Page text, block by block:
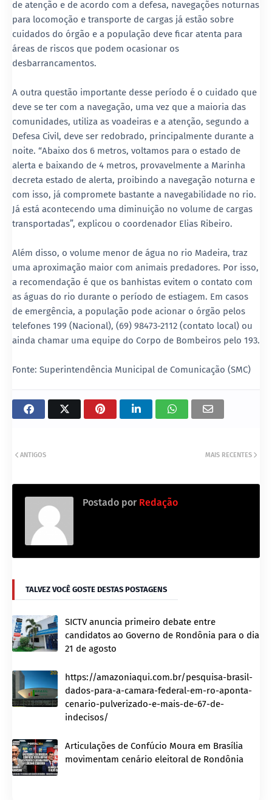
de atenção e de acordo com a defesa, navegações noturnas
para locomoção e transporte de cargas já estão sobre
cuidados do órgão e a população deve ficar atenta para
áreas de riscos que podem ocasionar os
desbarrancamentos.
A outra questão importante desse período é o cuidado que
deve se ter com a navegação, uma vez que a maioria das
comunidades, utiliza as voadeiras e a atenção, segundo a
Defesa Civil, deve ser redobrado, principalmente durante a
noite. “Abaixo dos 6 metros, voltamos para o estado de
alerta e baixando de 4 metros, provavelmente a Marinha
decreta estado de alerta, proibindo a navegação noturna e
com isso, já compromete bastante a navegabilidade no rio.
Já está acontecendo uma diminuição no volume de cargas
transportadas”, explicou o coordenador Elias Ribeiro.
Além disso, o volume menor de água no rio Madeira, traz
uma aproximação maior com animais predadores. Por isso,
a recomendação é que os banhistas evitem o contato com
as águas do rio durante o período de estiagem. Em casos
de emergência, a população pode acionar o órgão pelos
telefones 199 (Nacional), (69) 98473-2112 (contato local) ou
ainda chamar uma equipe do Corpo de Bombeiros pelo 193.
Fonte: Superintendência Municipal de Comunicação (SMC)
MAIS RECENTES
ANTIGOS
Postado por Redação
TALVEZ VOCÊ GOSTE DESTAS POSTAGENS
SICTV anuncia primeiro debate entre
candidatos ao Governo de Rondônia para o dia
21 de agosto
https://amazoniaqui.com.br/pesquisa-brasil-
dados-para-a-camara-federal-em-ro-aponta-
cenario-pulverizado-e-mais-de-67-de-
indecisos/
Articulações de Confúcio Moura em Brasília
movimentam cenário eleitoral de Rondônia